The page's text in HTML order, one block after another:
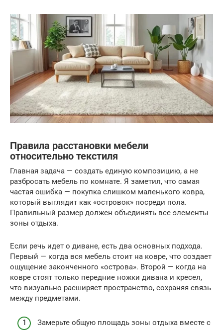
Правила расстановки мебели
относительно текстиля
Главная задача — создать единую композицию, а не
разбросать мебель по комнате. Я заметил, что самая
частая ошибка — покупка слишком маленького ковра,
который выглядит как «островок» посреди пола.
Правильный размер должен объединять все элементы
зоны отдыха.
Если речь идет о диване, есть два основных подхода.
Первый — когда вся мебель стоит на ковре, что создает
ощущение законченного «острова». Второй — когда на
ковре стоят только передние ножки дивана и кресел,
что визуально расширяет пространство, сохраняя связь
между предметами.
Замерьте общую площадь зоны отдыха вместе с